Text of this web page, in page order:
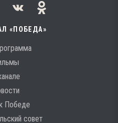
«ПОБЕДА»
Победе
совет